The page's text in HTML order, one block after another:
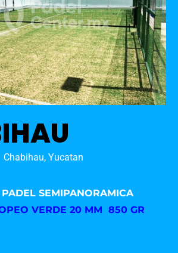
Chabihau, Yucatan
PADEL SEMIPANORAMICA
VERDE 20 MM 850 GR